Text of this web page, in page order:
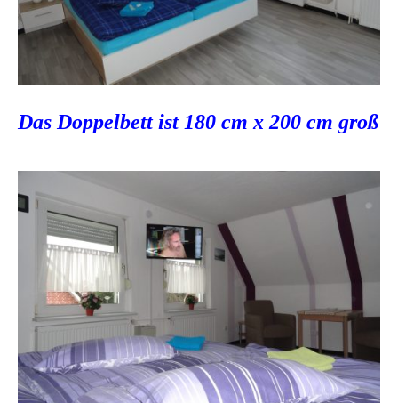
Das Doppelbett ist 180 cm x 200 cm groß